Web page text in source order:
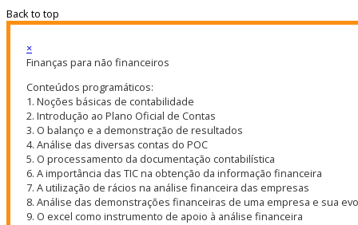
Back to top
×
Finanças para não financeiros
Conteúdos programáticos:
1. Noções básicas de contabilidade
2. Introdução ao Plano Oficial de Contas
3. O balanço e a demonstração de resultados
4. Análise das diversas contas do POC
5. O processamento da documentação contabilística
6. A importância das TIC na obtenção da informação financeira
7. A utilização de rácios na análise financeira das empresas
8. Análise das demonstrações financeiras de uma empresa e sua
9. O excel como instrumento de apoio à análise financeira